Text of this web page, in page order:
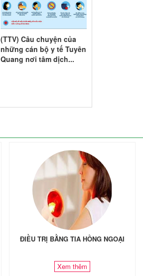
(TTV) Câu chuyện của
những cán bộ y tế Tuyên
Quang nơi tâm dịch...
ĐIỀU TRỊ BẰNG TIA HỒNG NGOẠI
Xem thêm